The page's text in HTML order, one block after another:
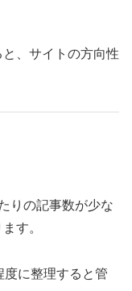
、サイトの方向性
りの記事数が少な
す。
に整理すると管